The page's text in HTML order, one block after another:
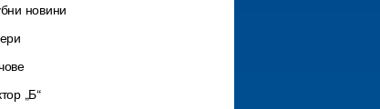
новини
„Б“